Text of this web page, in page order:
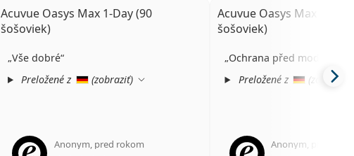
Acuvue Oasys Max 1-Day (90
šošoviek)
Vše dobré
Preložené z
(zobraziť)
Anonym, pred rokom
Acuvue Oasys Max 1-Day
šošoviek)
Ochrana před modrým
Preložené z
(zobraziť
Anonym